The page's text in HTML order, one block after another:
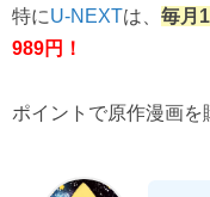
特にU-NEXTは、 毎月
989円！
ポイントで原作漫画